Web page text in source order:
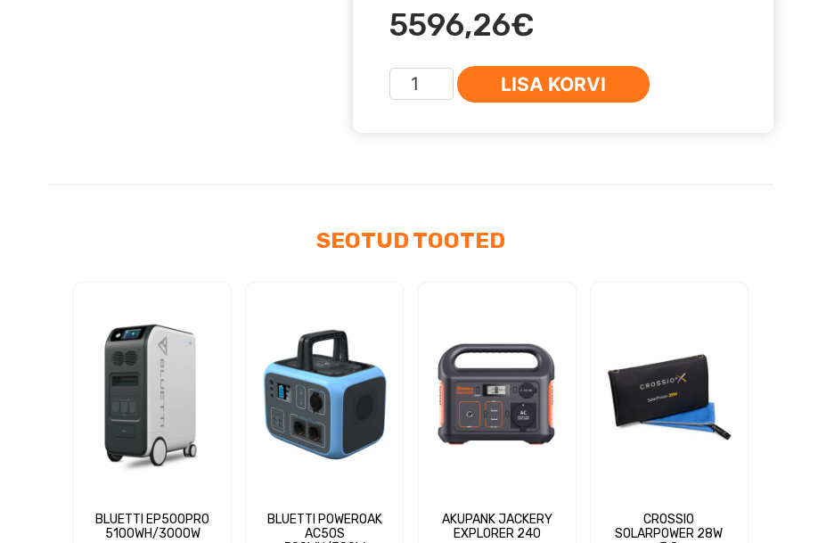
5596,26€
BLUETTI
AC200MAX+B230
LISA KORVI
SEOTUD TOOTED
BLUETTI EP500PRO
5100WH/3000W
BLUETTI POWEROAK
AC50S
AKUPANK JACKERY
EXPLORER 240
CROSSIO
SOLARPOWER 28W